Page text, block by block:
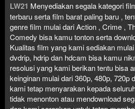
LW21 Menyediakan segala kategori
terbaru serta film barat paling baru ,
genre film mulai dari Action , Crime ,
Comedy bisa kamu tonton serta
Kualitas film yang kami sediakan
dvdrip, hdrip dan hdcam bisa kamu
resolusi yang kami berikan tentu bisa
keinginan mulai dari 360p, 480p, 720p
kami tetap menyarakan kepada
tidak menonton atau mendownload